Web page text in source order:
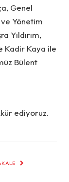
, Genel
ve Yönetim
Yıldırım,
Kadir Kaya ile
Bülent
ediyoruz.